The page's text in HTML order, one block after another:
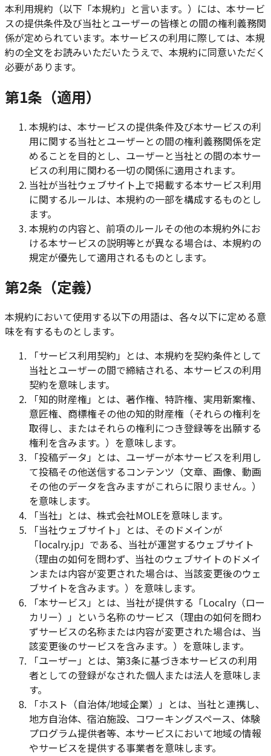
本利用規約（以下「本規約」と言います。）には、本サービ
スの提供条件及び当社とユーザーの皆様との間の権利義務関
係が定められています。本サービスの利用に際しては、本規
約の全文をお読みいただいたうえで、本規約に同意いただく
必要があります。
第1条（適用）
本規約は、本サービスの提供条件及び本サービスの利
用に関する当社とユーザーとの間の権利義務関係を定
めることを目的とし、ユーザーと当社との間の本サー
ビスの利用に関わる一切の関係に適用されます。
当社が当社ウェブサイト上で掲載する本サービス利用
に関するルールは、本規約の一部を構成するものとし
ます。
本規約の内容と、前項のルールその他の本規約外にお
ける本サービスの説明等とが異なる場合は、本規約の
規定が優先して適用されるものとします。
第2条（定義）
本規約において使用する以下の用語は、各々以下に定める意
味を有するものとします。
「サービス利用契約」とは、本規約を契約条件として
当社とユーザーの間で締結される、本サービスの利用
契約を意味します。
「知的財産権」とは、著作権、特許権、実用新案権、
意匠権、商標権その他の知的財産権（それらの権利を
取得し、またはそれらの権利につき登録等を出願する
権利を含みます。）を意味します。
「投稿データ」とは、ユーザーが本サービスを利用し
て投稿その他送信するコンテンツ（文章、画像、動画
その他のデータを含みますがこれらに限りません。）
を意味します。
「当社」とは、株式会社MOLEを意味します。
「当社ウェブサイト」とは、そのドメインが
「localry.jp」である、当社が運営するウェブサイト
（理由の如何を問わず、当社のウェブサイトのドメイ
ンまたは内容が変更された場合は、当該変更後のウェ
ブサイトを含みます。）を意味します。
「本サービス」とは、当社が提供する「Localry（ロー
カリー）」という名称のサービス（理由の如何を問わ
ずサービスの名称または内容が変更された場合は、当
該変更後のサービスを含みます。）を意味します。
「ユーザー」とは、第3条に基づき本サービスの利用
者としての登録がなされた個人または法人を意味しま
す。
「ホスト（自治体/地域企業）」とは、当社と連携し、
地方自治体、宿泊施設、コワーキングスペース、体験
プログラム提供者等、本サービスにおいて地域の情報
やサービスを提供する事業者を意味します。